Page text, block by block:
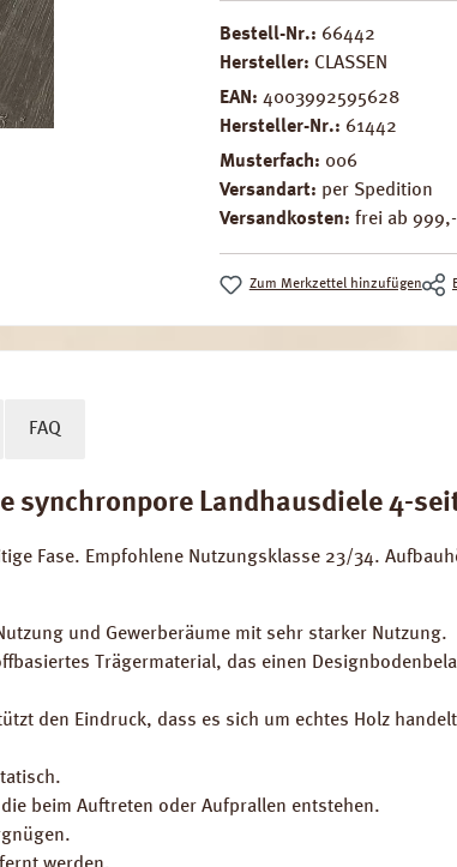
Bestell-Nr.: 66442
Hersteller: CLASSEN
EAN: 4003992595628
Hersteller-Nr.: 61442
Musterfach: 006
Versandart: per Spedition
Versandkosten: frei ab
Zum Merkzettel hinzufügen
FAQ
synchronpore Landhausdiele 4-
Fase. Empfohlene Nutzungsklasse 23/34.
und Gewerberäume mit sehr starker Nutzung.
Trägermaterial, das einen
den Eindruck, dass es sich um echtes Holz
beim Auftreten oder Aufprallen entstehen.